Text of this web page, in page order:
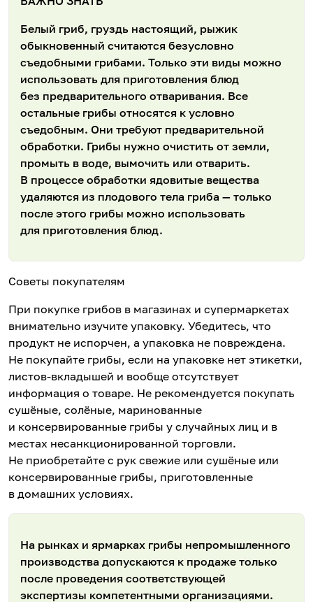
Белый гриб, груздь настоящий, рыжик
обыкновенный считаются безусловно
съедобными грибами. Только эти виды можно
использовать для приготовления блюд
без предварительного отваривания. Все
остальные грибы относятся к условно
съедобным. Они требуют предварительной
обработки. Грибы нужно очистить от земли,
промыть в воде, вымочить или отварить.
В процессе обработки ядовитые вещества
удаляются из плодового тела гриба — только
после этого грибы можно использовать
для приготовления блюд.
Советы покупателям
При покупке грибов в магазинах и супермаркетах
внимательно изучите упаковку. Убедитесь, что
продукт не испорчен, а упаковка не повреждена.
Не покупайте грибы, если на упаковке нет этикетки,
листов-вкладышей и вообще отсутствует
информация о товаре. Не рекомендуется покупать
сушёные, солёные, маринованные
и консервированные грибы у случайных лиц и в
местах несанкционированной торговли.
Не приобретайте с рук свежие или сушёные или
консервированные грибы, приготовленные
в домашних условиях.
На рынках и ярмарках грибы непромышленного
производства допускаются к продаже только
после проведения соответствующей
экспертизы компетентными организациями.